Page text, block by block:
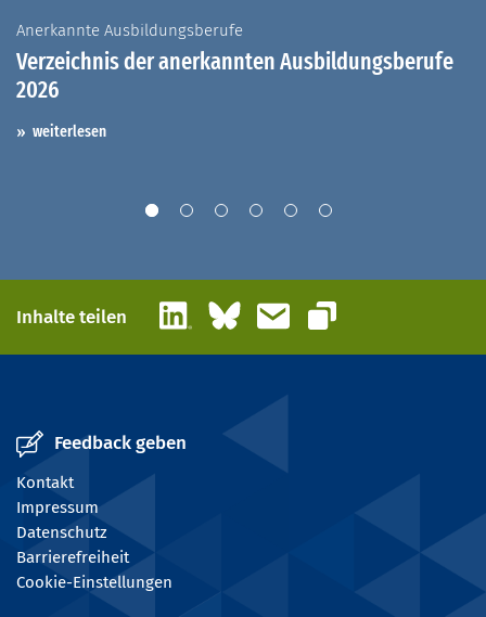
Anerkannte Ausbildungsberufe
Verzeichnis der anerkannten Ausbildungsberufe
2026
weiterlesen
Inhalte teilen LinkedInBlueskyE-Mail
Link kopieren
Feedback geben
Kontakt
Impressum
Datenschutz
Barrierefreiheit
Cookie-Einstellungen